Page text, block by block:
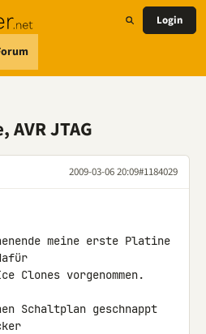
Login
JTAG
2009-03-06 20:09#1184029
meine erste Platine
Clones vorgenommen.
Schaltplan geschnappt